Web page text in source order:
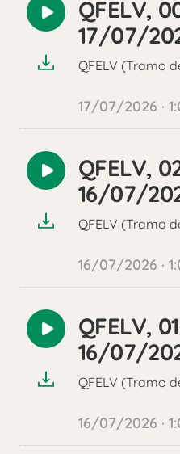
Reproducir
audio
QFELV,
17/07/
QFELV (Tramo
17/07/2026 ·
Reproducir
audio
QFELV,
16/07/
QFELV (Tramo
16/07/2026 ·
Reproducir
audio
QFELV,
16/07/
QFELV (Tramo
16/07/2026 ·